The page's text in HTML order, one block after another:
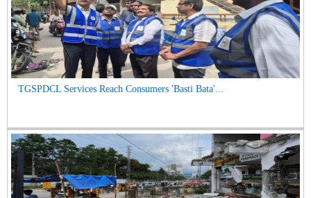
TGSPDCL Services Reach Consumers 'Basti Bata'...